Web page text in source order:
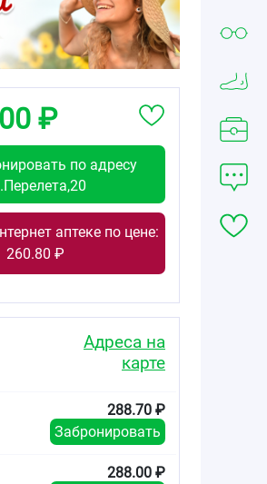
₽
по адресу
аптеке по цене:
260.80 ₽
Адреса на
карте
288.70 ₽
Забронировать
288.00 ₽